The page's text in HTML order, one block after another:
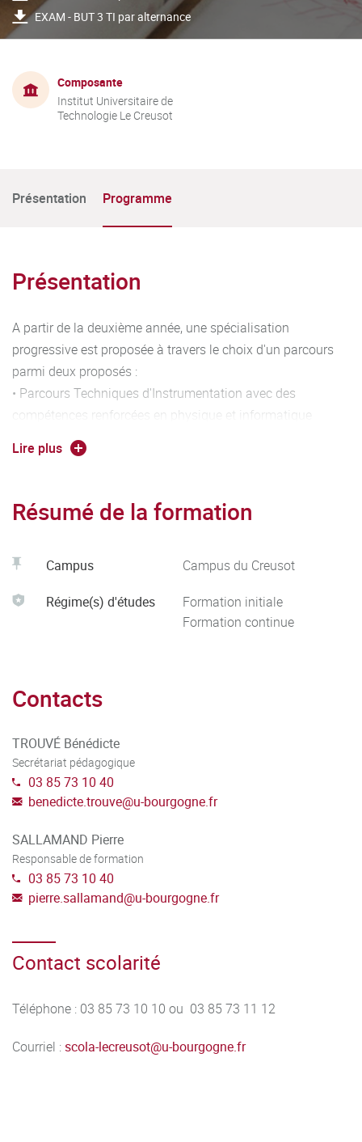
EXAM - BUT 3 TI par alternance
Composante
Institut Universitaire de
Technologie Le Creusot
Présentation Programme
Présentation
A partir de la deuxième année, une spécialisation
progressive est proposée à travers le choix d'un parcours
parmi deux proposés :
• Parcours Techniques d'Instrumentation avec des
compétences renforcées en physique et informatique
d'instrumentation. Le diplômé est plus particulièrement
expert en conception et mise en œuvre d'une chaîne de
adapté aux laboratoires d'essais et de contrôle industriel,
aux entreprises du secteur de l'instrumentation.
Lire plus
Résumé de la formation
Campus Campus du Creusot
Régime(s) d'études
Formation initiale
Formation continue
Contacts
TROUVÉ Bénédicte
Secrétariat pédagogique
03 85 73 10 40
benedicte.trouve@u-bourgogne.fr
SALLAMAND Pierre
Responsable de formation
03 85 73 10 40
pierre.sallamand@u-bourgogne.fr
Contact scolarité
Téléphone : 03 85 73 10 10 ou 03 85 73 11 12
Courriel :scola-lecreusot@u-bourgogne.fr